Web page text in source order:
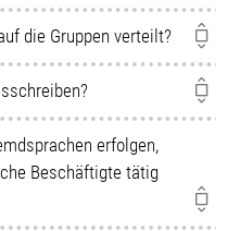
die Gruppen verteilt?
erfolgen,
Beschäftigte tätig